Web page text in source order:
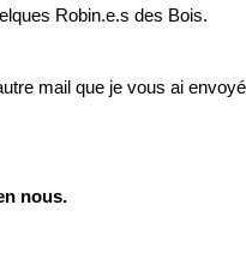
Robin.e.s des Bois.
mail que je vous ai
nous.